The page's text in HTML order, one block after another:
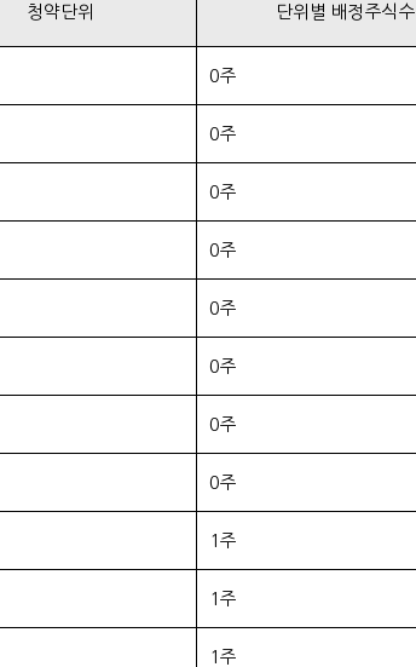
청약단위 단위별 배정주식수
0주
0주
0주
0주
0주
0주
0주
0주
1주
1주
1주